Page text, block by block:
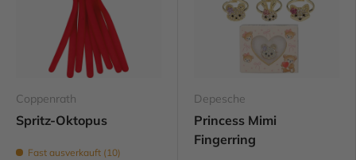
Coppenrath
Spritz-Oktopus
Fast ausverkauft (10)
Depesche
Princess Mimi
Fingerring